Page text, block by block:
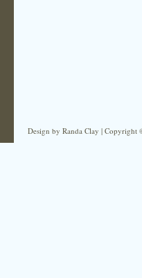
Design by Randa Clay | Copyright